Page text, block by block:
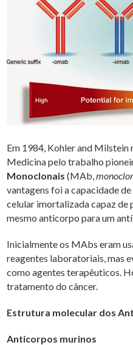
Em 1984, Kohler and
Medicina pelo trabalho
Monoclonais(MAb,
vantagens foi a capacidade
celular imortalizada capaz de
mesmo anticorpo para um
Inicialmente os MAbs eram
reagentes laboratoriais, mas
como agentes terapêuticos.
tratamento do câncer.
Estrutura molecular dos
Anticorpos murinos